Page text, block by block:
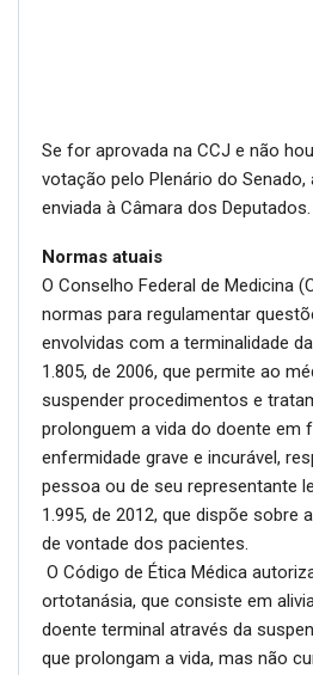
Se for aprovada na CCJ e não
votação pelo Plenário do
enviada à Câmara dos Deputados.
Normas atuais
O Conselho Federal de Medicina
normas para regulamentar
envolvidas com a terminalidade
1.805, de 2006, que permite ao
suspender procedimentos e
prolonguem a vida do doente em
enfermidade grave e incurável,
pessoa ou de seu representante
1.995, de 2012, que dispõe sobre
de vontade dos pacientes.
O Código de Ética Médica
ortotanásia, que consiste em
doente terminal através da
que prolongam a vida, mas não